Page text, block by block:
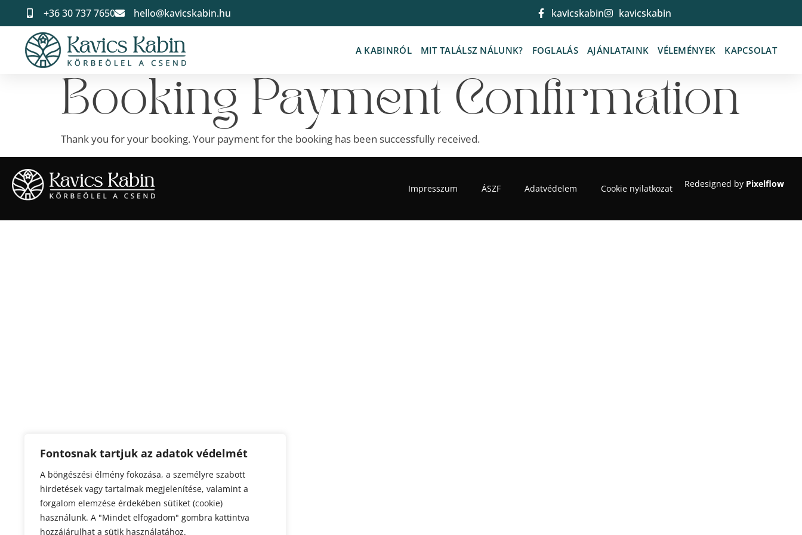
Fontosnak tartjuk az adatok védelmét
A böngészési élmény fokozása, a személyre szabott
hirdetések vagy tartalmak megjelenítése, valamint a
forgalom elemzése érdekében sütiket (cookie)
használunk. A "Mindet elfogadom" gombra kattintva
hozzájárulhat a sütik használatához.
+36 30 737 7650 hello@kavicskabin.hu kavicskabin kavicskabin
A KABINRÓL MIT TALÁLSZ NÁLUNK? FOGLALÁS AJÁNLATAINK VÉLEMÉNYEK KAPCSOLAT
Booking Payment Confirmation
Thank you for your booking. Your payment for the booking has been successfully received.
Redesigned by Pixelflow
Impresszum ÁSZF Adatvédelem Cookie nyilatkozat